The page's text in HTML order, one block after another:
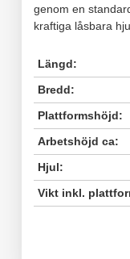
genom en
kraftiga låsbara
Längd:
Bredd:
Plattformshöjd:
Arbetshöjd ca:
Hjul:
Vikt inkl.